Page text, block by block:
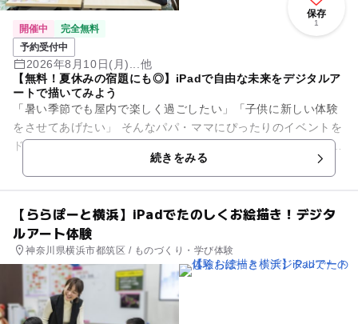
保存
1
開催中
完全無料
予約受付中
2026年8月10日(月)...他
【無料！夏休みの宿題にも◎】iPadで自由な未来をデジタルア
ートで描いてみよう
「暑い季節でも屋内で楽しく過ごしたい」「子供に新しい体験
をさせてあげたい」 そんなパパ・ママにぴったりのイベントを
ドコモショップで開催します。 いま話題の「デジタルアート」
続きをみる
【ららぽーと横浜】iPadでたのしくお絵描き！デジタ
ルアート体験
神奈川県横浜市都筑区 / ものづくり・学び体験